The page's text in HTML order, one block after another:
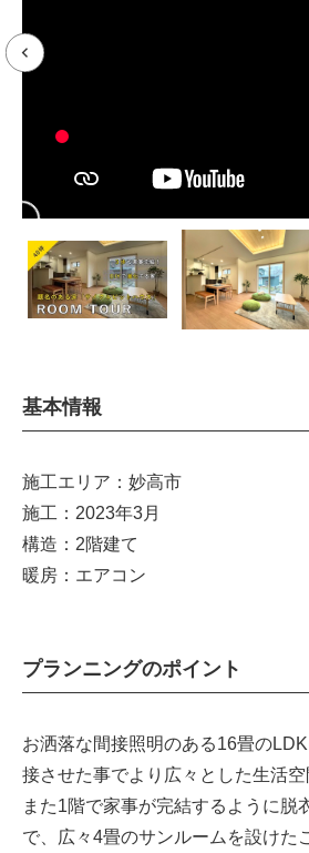
基本情報
施工エリア：妙高市
施工：2023年3月
構造：2階建て
暖房：エアコン
プランニングのポイント
お洒落な間接照明のある16畳の
接させた事でより広々とした生活空
また1階で家事が完結するように脱
で、広々4畳のサンルームを設けた